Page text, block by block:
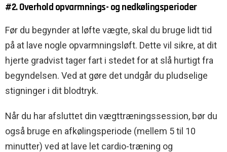
#2. Overhold opvarmnings- og nedkølingsperioder
Før du begynder at løfte vægte, skal du bruge lidt tid
på at lave nogle opvarmningsløft. Dette vil sikre, at dit
hjerte gradvist tager fart i stedet for at slå hurtigt fra
begyndelsen. Ved at gøre det undgår du pludselige
stigninger i dit blodtryk.
Når du har afsluttet din vægttræningssession, bør du
også bruge en afkølingsperiode (mellem 5 til 10
minutter) ved at lave let cardio-træning og